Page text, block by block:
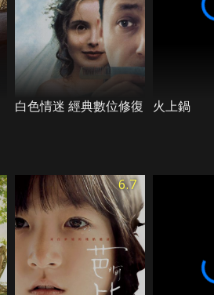
白色情迷 經典數位修復 火上鍋
6.7